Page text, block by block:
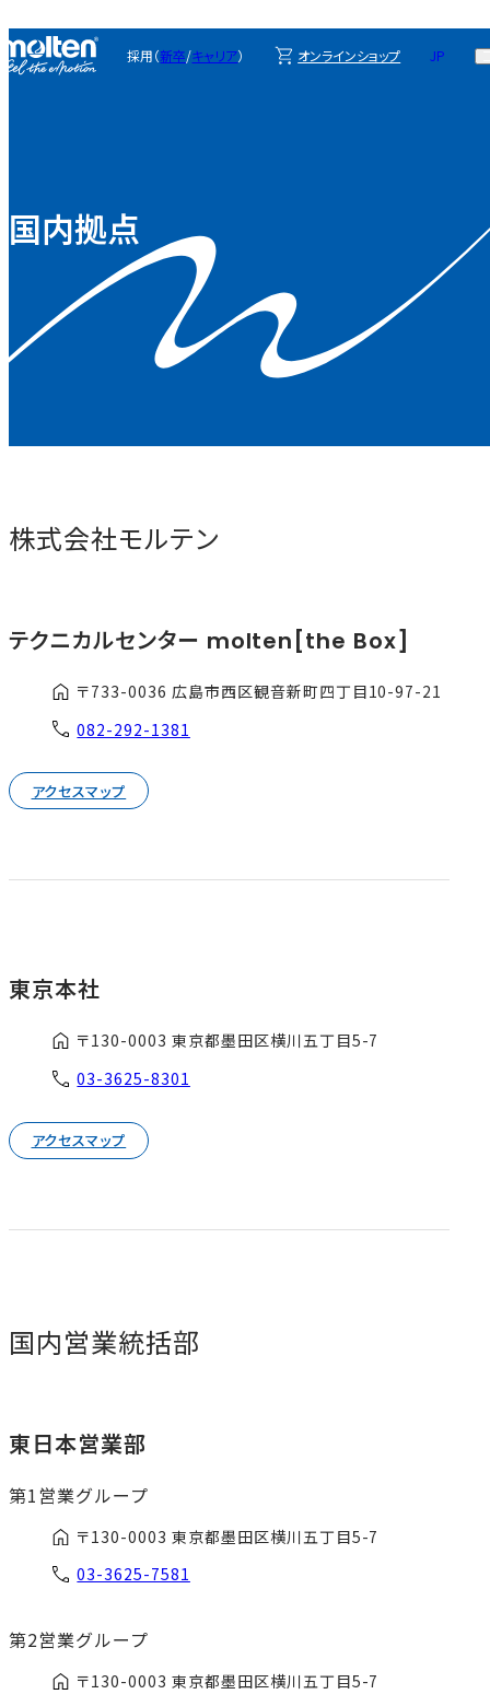
ブランドについて プロダクトインフ
ォメーション
ニュースリリース
採用（新卒/キャリア） オンラインショップ JP
国内拠点
株式会社モルテン
テクニカルセンター molten[the Box]
〒733-0036 広島市西区観音新町四丁目10-97-21
082-292-1381
アクセスマップ
東京本社
〒130-0003 東京都墨田区横川五丁目5-7
03-3625-8301
アクセスマップ
国内営業統括部
東日本営業部
第1営業グループ
〒130-0003 東京都墨田区横川五丁目5-7
03-3625-7581
第2営業グループ
〒130-0003 東京都墨田区横川五丁目5-7